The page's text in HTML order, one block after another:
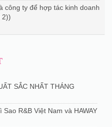
công ty để hợp tác kinh doanh
2))
SẮC NHẤT THÁNG
R&B Việt Nam và HAWAY